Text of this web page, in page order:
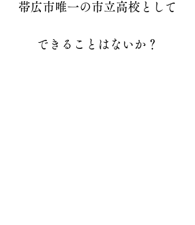
帯広市唯一の市立高校として
できることはないか？